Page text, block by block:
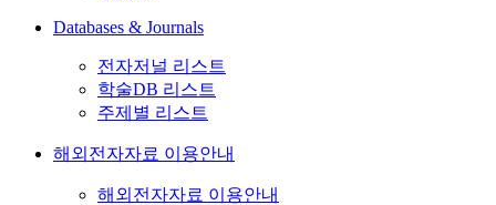
Databases & Journals
전자저널 리스트
학술DB 리스트
주제별 리스트
해외전자자료 이용안내
해외전자자료 이용안내